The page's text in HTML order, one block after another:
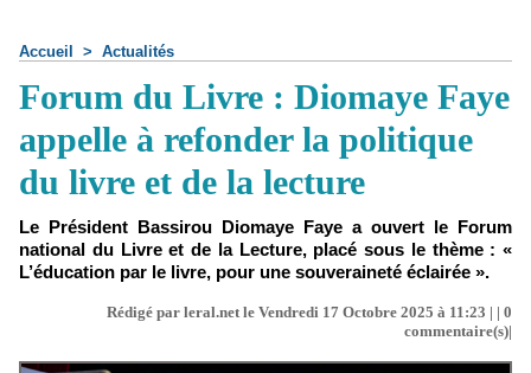
Accueil > Actualités
Forum du Livre : Diomaye Faye
appelle à refonder la politique
du livre et de la lecture
Le Président Bassirou Diomaye Faye a ouvert le Forum
national du Livre et de la Lecture, placé sous le thème : «
L’éducation par le livre, pour une souveraineté éclairée ».
Rédigé par leral.net le Vendredi 17 Octobre 2025 à 11:23 | | 0
commentaire(s)|